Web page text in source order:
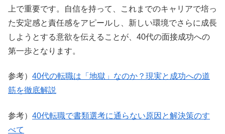
上で重要です。自信を持って、これまでのキャリアで培っ
た安定感と責任感をアピールし、新しい環境でさらに成長
しようとする意欲を伝えることが、40代の面接成功への
第一歩となります。
参考） 40代の転職は「地獄」なのか？現実と成功への道
筋を徹底解説
参考） 40代転職で書類選考に通らない原因と解決策のす
べて